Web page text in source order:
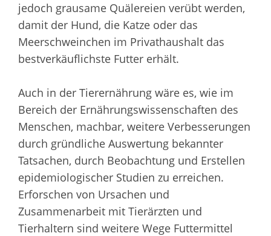
jedoch grausame Quälereien verübt werden,
damit der Hund, die Katze oder das
Meerschweinchen im Privathaushalt das
bestverkäuflichste Futter erhält.
Auch in der Tierernährung wäre es, wie im
Bereich der Ernährungswissenschaften des
Menschen, machbar, weitere Verbesserungen
durch gründliche Auswertung bekannter
Tatsachen, durch Beobachtung und Erstellen
epidemiologischer Studien zu erreichen.
Erforschen von Ursachen und
Zusammenarbeit mit Tierärzten und
Tierhaltern sind weitere Wege Futtermittel